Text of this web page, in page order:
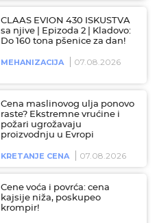
CLAAS EVION 430 ISKUSTVA
sa njive | Epizoda 2 | Kladovo:
Do 160 tona pšenice za dan!
MEHANIZACIJA 07.08.2026
Cena maslinovog ulja ponovo
raste? Ekstremne vrućine i
požari ugrožavaju
proizvodnju u Evropi
KRETANJE CENA 07.08.2026
Cene voća i povrća: cena
kajsije niža, poskupeo
krompir!